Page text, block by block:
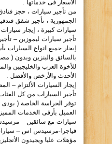
الاسعار فى خدماتها .
من تأجير سيارات ، حجز
الجمهورية ، تأجير شقق
سيارات كبيرة ، إيجار
تأجير سيارات ليموزين –
إيجار جميع انواع السيارات
بالسائق والبنزين وبدون (
للأخوة العرب والخليجيين
الأحدث والأرخص والأفضل .
إيجار السيارات الألتزام –
تأجير السيارات من كل
توفر الحراسة الخاصة (
العميل بأرقى الخدمات
سيارات مع سائقين –
مؤهلات عليا ويجيدون